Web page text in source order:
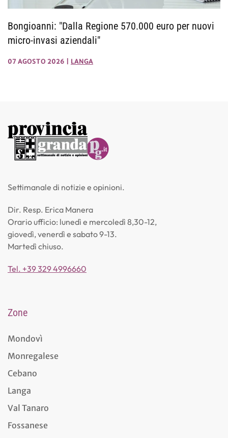
Bongioanni: "Dalla Regione 570.000 euro per nuovi
micro-invasi aziendali"
07 AGOSTO 2026 LANGA
Settimanale di notizie e opinioni.
Dir. Resp. Erica Manera
Orario ufficio: lunedì e mercoledì 8,30-12,
giovedì, venerdì e sabato 9-13.
Martedì chiuso.
Tel. +39 329 4996660
Zone
Mondovì
Monregalese
Cebano
Langa
Val Tanaro
Fossanese